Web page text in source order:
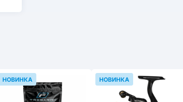
НОВИНКА НОВИНКА